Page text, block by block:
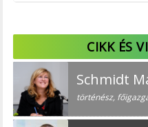
CIKK ÉS
Schmidt
történész,